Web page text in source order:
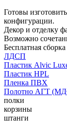
Готовы
конфигурации.
Декор и отделку
Возможно
Бесплатная
ЛДСП
Пластик Alvic
Пластик HPL
Пленка ПВХ
Полотно АГТ
полки
корзины
штанги